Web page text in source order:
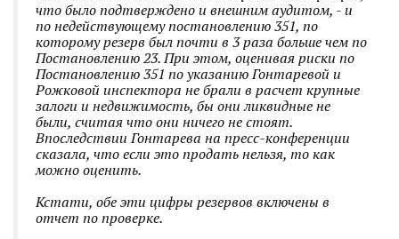
что было подтверждено и внешним аудитом, - и
по недействующему постановлению 351, по
которому резерв был почти в 3 раза больше чем по
Постановлению 23. При этом, оценивая риски по
Постановлению 351 по указанию Гонтаревой и
Рожковой инспектора не брали в расчет крупные
залоги и недвижимость, бы они ликвидные не
были, считая что они ничего не стоят.
Впоследствии Гонтарева на пресс-конференции
сказала, что если это продать нельзя, то как
можно оценить.
Кстати, обе эти цифры резервов включены в
отчет по проверке.